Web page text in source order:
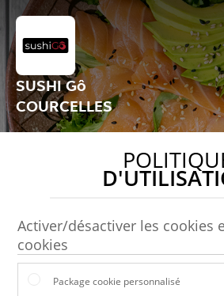
SUSHI Gô
COURCELLES
Activer/désactiver les cookies
cookies
Package cookie personnalisé